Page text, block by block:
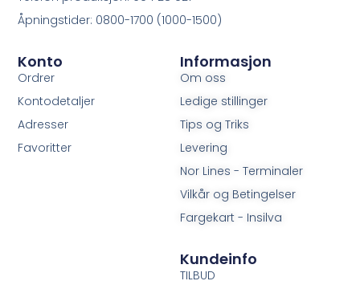
Informasjon
Om oss
Ledige stillinger
Tips og Triks
Levering
Nor Lines - Terminaler
Vilkår og Betingelser
Fargekart - Insilva
Konto
Ordrer
Kontodetaljer
Adresser
Favoritter
Kundeinfo
TILBUD
Åpningstider: 0800-1700 (1000-1500)